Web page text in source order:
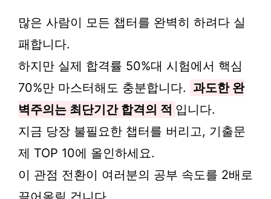
많은 사람이 모든 챕터를 완벽히 하려다 실
패합니다.
하지만 실제 합격률 50%대 시험에서 핵심
70%만 마스터해도 충분합니다. 과도한 완
벽주의는 최단기간 합격의 적 입니다.
지금 당장 불필요한 챕터를 버리고, 기출문
제 TOP 10에 올인하세요.
이 관점 전환이 여러분의 공부 속도를 2배로